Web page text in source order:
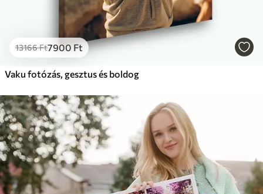
13166Ft7900 Ft
Vaku fotózás, gesztus és boldog